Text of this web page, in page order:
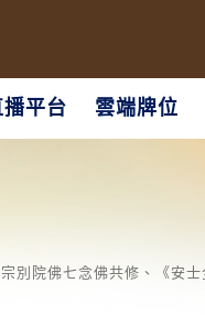
平台 雲端牌位
別院佛七念佛共修、《安